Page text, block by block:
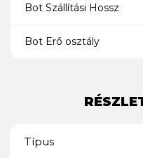
Bot Szállítási Hossz
Bot Erő osztály
Típus